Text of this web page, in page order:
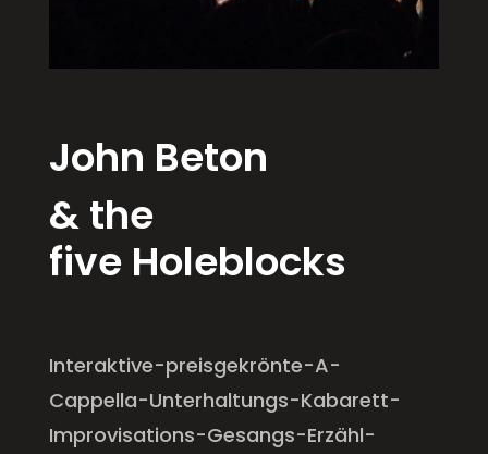
John Beton
& the
five Holeblocks
Interaktive-preisgekrönte-A-
Cappella-Unterhaltungs-Kabarett-
Improvisations-Gesangs-Erzähl-